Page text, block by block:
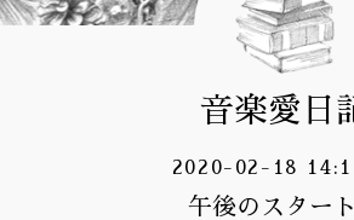
音楽愛日
2020-02-18
午後のスタート